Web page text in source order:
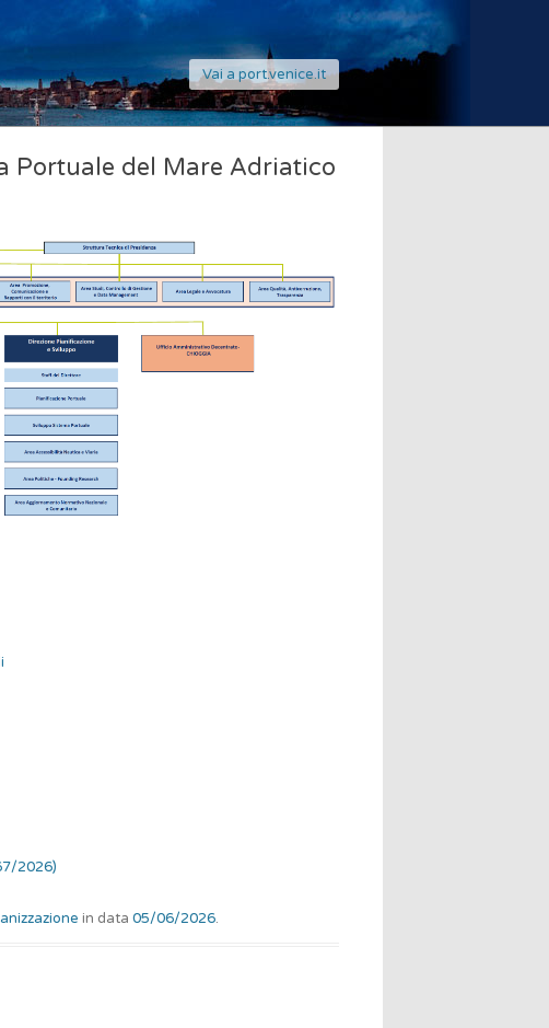
Vai a port.venice.it
Portuale del Mare Adriatico
2026)
in data 05/06/2026.